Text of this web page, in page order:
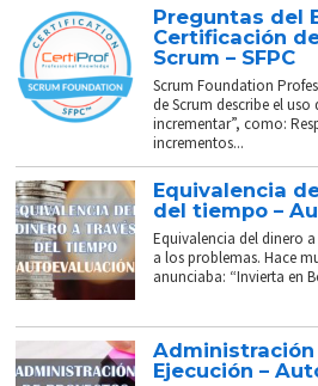
Preguntas del
Certificación
Scrum – SFPC
Scrum Foundation
de Scrum describe el
incrementar”, como:
incrementos...
Equivalencia
del tiempo –
Equivalencia del dinero
a los problemas. Hace
anunciaba: “Invierta en
Ejecución –